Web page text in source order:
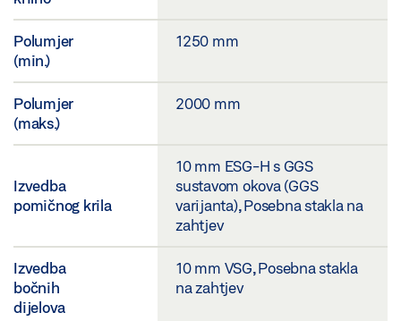
Polumjer
(min.)
1250 mm
Polumjer
(maks.)
2000 mm
Izvedba
pomičnog krila
10 mm ESG-H s GGS
sustavom okova (GGS
varijanta), Posebna stakla na
zahtjev
Izvedba
bočnih
dijelova
10 mm VSG, Posebna stakla
na zahtjev